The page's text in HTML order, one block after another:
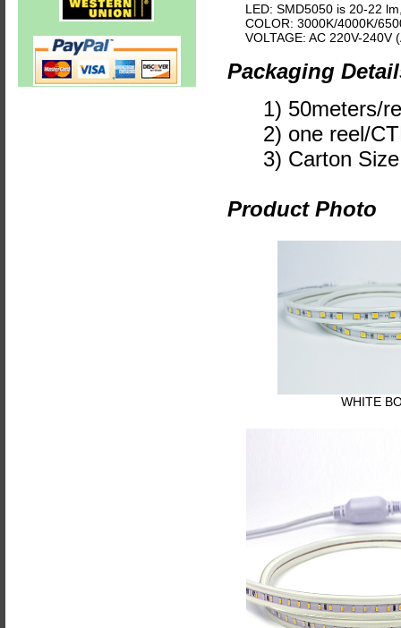
LED: SMD5050 is 20-22
COLOR: 3000K/4000K/
VOLTAGE: AC 220V-240V
Packaging
1) 50meters/
2) one reel/
3) Carton
Product Photo
WHITE